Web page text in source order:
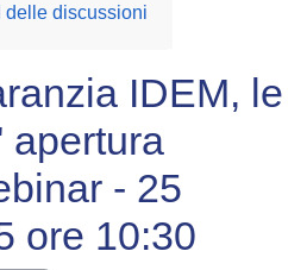
delle discussioni
IDEM, le
apertura
- 25
ore 10:30